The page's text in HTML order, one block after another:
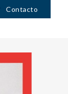
Contacto